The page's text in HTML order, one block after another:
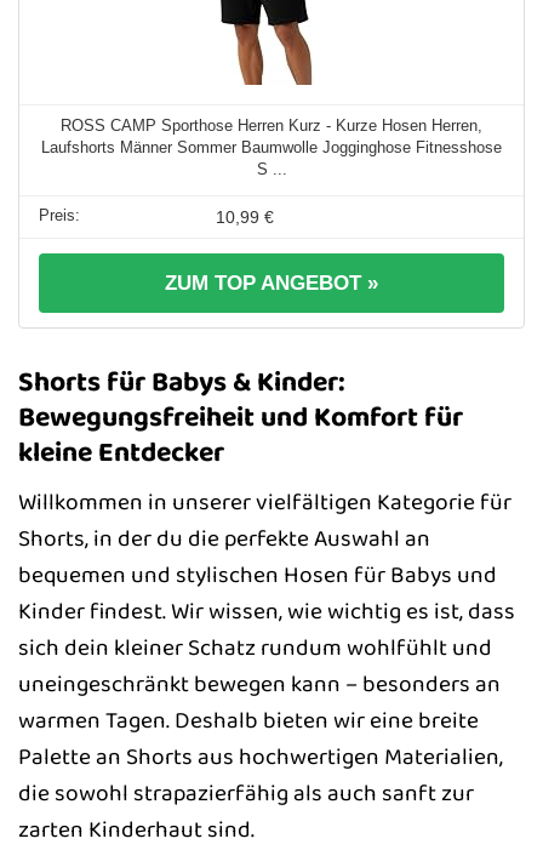
ROSS CAMP Sporthose Herren Kurz - Kurze Hosen Herren,
Laufshorts Männer Sommer Baumwolle Jogginghose Fitnesshose
S ...
10,99 €
ZUM TOP ANGEBOT »
Shorts für Babys & Kinder:
Bewegungsfreiheit und Komfort für
kleine Entdecker
Willkommen in unserer vielfältigen Kategorie für
Shorts, in der du die perfekte Auswahl an
bequemen und stylischen Hosen für Babys und
Kinder findest. Wir wissen, wie wichtig es ist, dass
sich dein kleiner Schatz rundum wohlfühlt und
uneingeschränkt bewegen kann – besonders an
warmen Tagen. Deshalb bieten wir eine breite
Palette an Shorts aus hochwertigen Materialien,
die sowohl strapazierfähig als auch sanft zur
zarten Kinderhaut sind.